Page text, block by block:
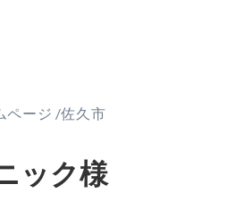
ページ /佐久市
ック様